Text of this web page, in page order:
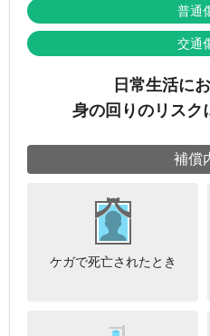
普通
交通
日常生活に
身の回りのリスク
補償
ケガで死亡されたとき